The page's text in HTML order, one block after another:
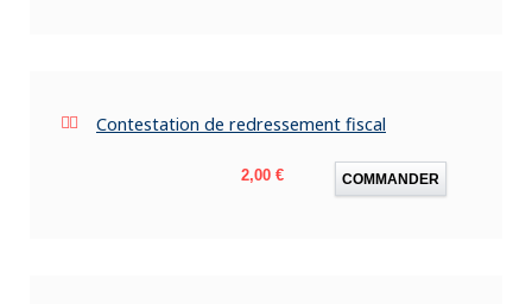
Contestation de redressement fiscal
Prix
2,00 € COMMANDER